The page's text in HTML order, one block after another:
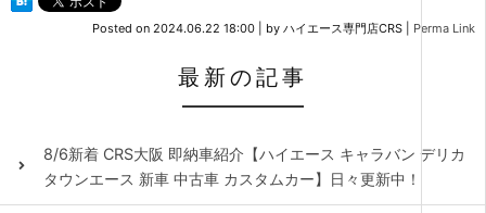
Posted on 2024.06.22 18:00 by ハイエース専門店CRS Perma Link
最新の記事
8/6新着 CRS大阪 即納車紹介【ハイエース キャラバン デリカ
タウンエース 新車 中古車 カスタムカー】日々更新中！